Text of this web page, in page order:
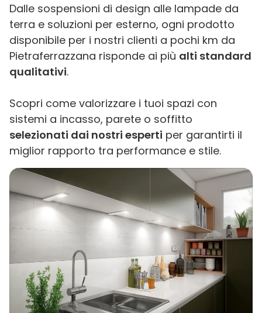
Dalle sospensioni di design alle lampade da
terra e soluzioni per esterno, ogni prodotto
disponibile per i nostri clienti a pochi km da
Pietraferrazzana risponde ai più alti standard
qualitativi.
Scopri come valorizzare i tuoi spazi con
sistemi a incasso, parete o soffitto
selezionati dai nostri esperti per garantirti il
miglior rapporto tra performance e stile.